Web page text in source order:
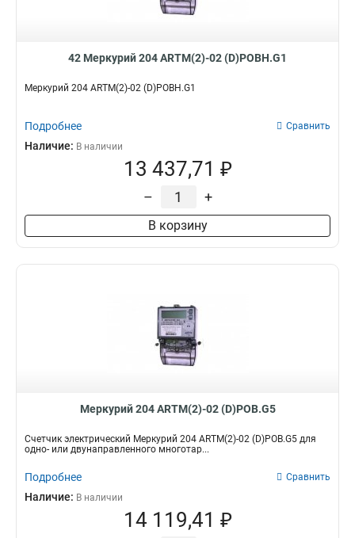
42 Меркурий 204 ARTM(2)-02 (D)POBH.G1
Меркурий 204 ARTM(2)-02 (D)POBH.G1
Подробнее Сравнить
Наличие: В наличии
13 437,71 ₽
– +
В корзину
Меркурий 204 ARTM(2)-02 (D)POB.G5
Счетчик электрический Меркурий 204 ARTM(2)-02 (D)POB.G5 для
одно- или двунаправленного многотар...
Подробнее Сравнить
Наличие: В наличии
14 119,41 ₽